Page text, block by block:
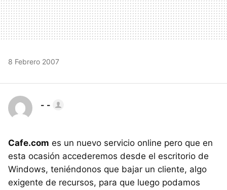
8 Febrero 2007
- -
Cafe.com es un nuevo servicio online pero que en
esta ocasión accederemos desde el escritorio de
Windows, teniéndonos que bajar un cliente, algo
exigente de recursos, para que luego podamos